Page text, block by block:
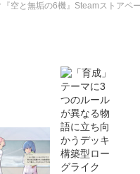
空と無垢の6機』Steamストアペ